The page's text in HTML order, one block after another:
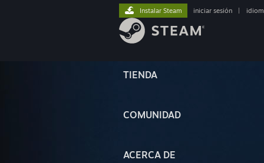
TIENDA
COMUNIDAD
ACERCA DE
Instalar Steam iniciar sesión